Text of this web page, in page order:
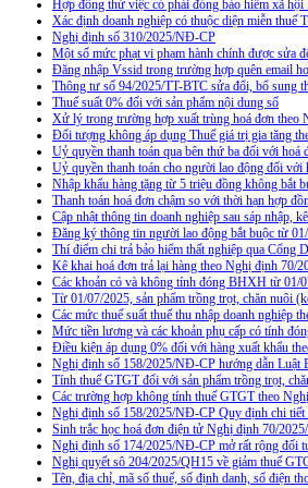
Hợp đồng thử việc có phải đóng bảo hiểm xã hội
Xác định doanh nghiệp có thuộc diện miễn thuế
Nghị định số 310/2025/NĐ-CP
Một số mức phạt vi phạm hành chính được sửa
Đăng nhập Vssid trong trường hợp quên email
Thông tư số 94/2025/TT-BTC sửa đổi, bổ sung
Thuế suất 0% đối với sản phẩm nội dung số
Xử lý trong trường hợp xuất trùng hoá đơn
Đối tượng không áp dụng Thuế giá trị gia tăng
Uỷ quyền thanh toán qua bên thứ ba đối với hoá
Uỷ quyền thanh toán cho người lao động đối với
Nhập khẩu hàng tặng từ 5 triệu đồng không bắt
Thanh toán hoá đơn chậm so với thời hạn hợp
Cập nhật thông tin doanh nghiệp sau sáp nhập,
Đăng ký thông tin người lao động bắt buộc từ
Thí điểm chi trả bảo hiểm thất nghiệp qua Cổng
Kê khai hoá đơn trả lại hàng theo Nghị định 70/
Các khoản có và không tính đóng BHXH từ 01/
Từ 01/07/2025, sản phẩm trồng trọt, chăn nuôi
Các mức thuế suất thuế thu nhập doanh nghiệp
Mức tiền lương và các khoản phụ cấp có tính
Điều kiện áp dụng 0% đối với hàng xuất khẩu
Nghị định số 158/2025/NĐ-CP hướng dẫn Luật
Tính thuế GTGT đối với sản phẩm trồng trọt,
Các trường hợp không tính thuế GTGT theo
Nghị định số 158/2025/NĐ-CP Quy định chi
Sinh trắc học hoá đơn điện tử Nghị định 70/
Nghị định số 174/2025/NĐ-CP mở rất rộng đối
Nghị quyết sô 204/2025/QH15 về giảm thuế
Tên, địa chỉ, mã số thuế, số định danh, số điện